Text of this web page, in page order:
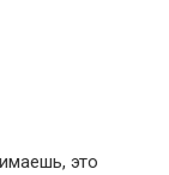
это